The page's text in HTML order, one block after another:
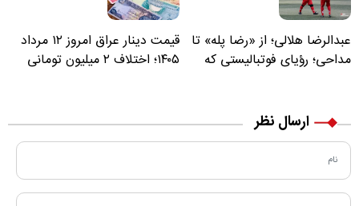
عبدالرضا هلالی؛ از «رضا پله» تا
مداحی؛ رؤیای فوتبالیستی که
قیمت دینار عراق امروز ۱۲ مرداد
۱۴۰۵؛ اختلاف ۲ میلیون تومانی
ارسال نظر